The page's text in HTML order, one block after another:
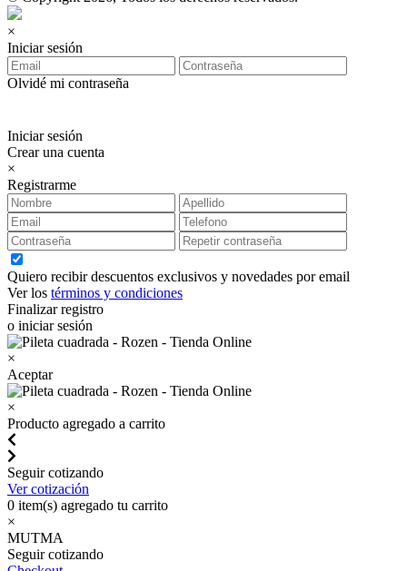
×
Iniciar sesión
Olvidé mi contraseña
Iniciar sesión
Crear una cuenta
×
Registrarme
Quiero recibir descuentos exclusivos y novedades por email
Ver los términos y condiciones
Finalizar registro
o iniciar sesión
×
Aceptar
×
Producto agregado a carrito
Seguir cotizando
Ver cotización
0 item(s) agregado tu carrito
×
MUTMA
Seguir cotizando